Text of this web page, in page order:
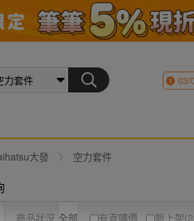
03/
大發 空力套件
商品狀況 有直購價 新上架